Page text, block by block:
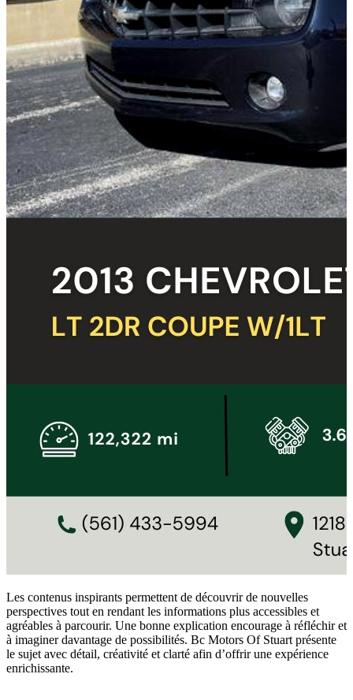
Les contenus inspirants permettent de découvrir de nouvelles
perspectives tout en rendant les informations plus accessibles et
agréables à parcourir. Une bonne explication encourage à réfléchir et
à imaginer davantage de possibilités. Bc Motors Of Stuart présente
le sujet avec détail, créativité et clarté afin d’offrir une expérience
enrichissante.